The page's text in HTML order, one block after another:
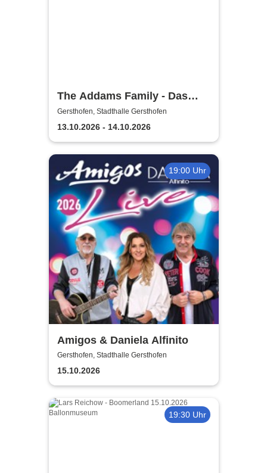
The Addams Family - Das
Musical
Gersthofen, Stadthalle Gersthofen
13.10.2026 - 14.10.2026
19:00 Uhr
Amigos & Daniela Alfinito
Gersthofen, Stadthalle Gersthofen
15.10.2026
19:30 Uhr